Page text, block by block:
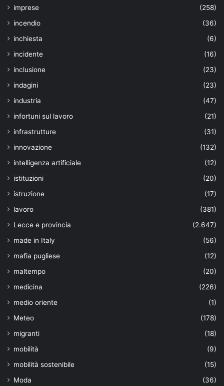
imprese
(258)
incendio
(36)
inchiesta
(6)
incidente
(16)
inclusione
(23)
indagini
(23)
industria
(47)
infortuni sul lavoro
(21)
infrastrutture
(31)
innovazione
(132)
intelligenza artificiale
(12)
istituzioni
(20)
istruzione
(17)
lavoro
(381)
Lecce e provincia
(2.647)
made in Italy
(56)
mafia pugliese
(12)
maltempo
(20)
medicina
(226)
medio oriente
(1)
Meteo
(178)
migranti
(18)
mobilità
(9)
mobilità sostenibile
(15)
Moda
(36)